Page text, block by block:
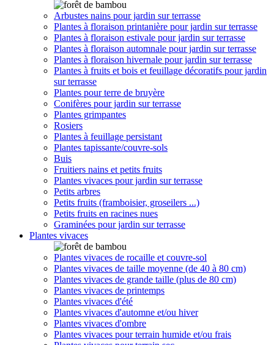
Arbustes nains pour jardin sur terrasse
Plantes à floraison printanière pour jardin sur terrasse
Plantes à floraison estivale pour jardin sur terrasse
Plantes à floraison automnale pour jardin sur terrasse
Plantes à floraison hivernale pour jardin sur terrasse
Plantes à fruits et bois et feuillage décoratifs pour jardin
sur terrasse
Plantes pour terre de bruyère
Conifères pour jardin sur terrasse
Plantes grimpantes
Rosiers
Plantes à feuillage persistant
Plantes tapissante/couvre-sols
Buis
Fruitiers nains et petits fruits
Plantes vivaces pour jardin sur terrasse
Petits arbres
Petits fruits (framboisier, groseilers ...)
Petits fruits en racines nues
Graminées pour jardin sur terrasse
Plantes vivaces
Plantes vivaces de rocaille et couvre-sol
Plantes vivaces de taille moyenne (de 40 à 80 cm)
Plantes vivaces de grande taille (plus de 80 cm)
Plantes vivaces de printemps
Plantes vivaces d'été
Plantes vivaces d'automne et/ou hiver
Plantes vivaces d'ombre
Plantes vivaces pour terrain humide et/ou frais